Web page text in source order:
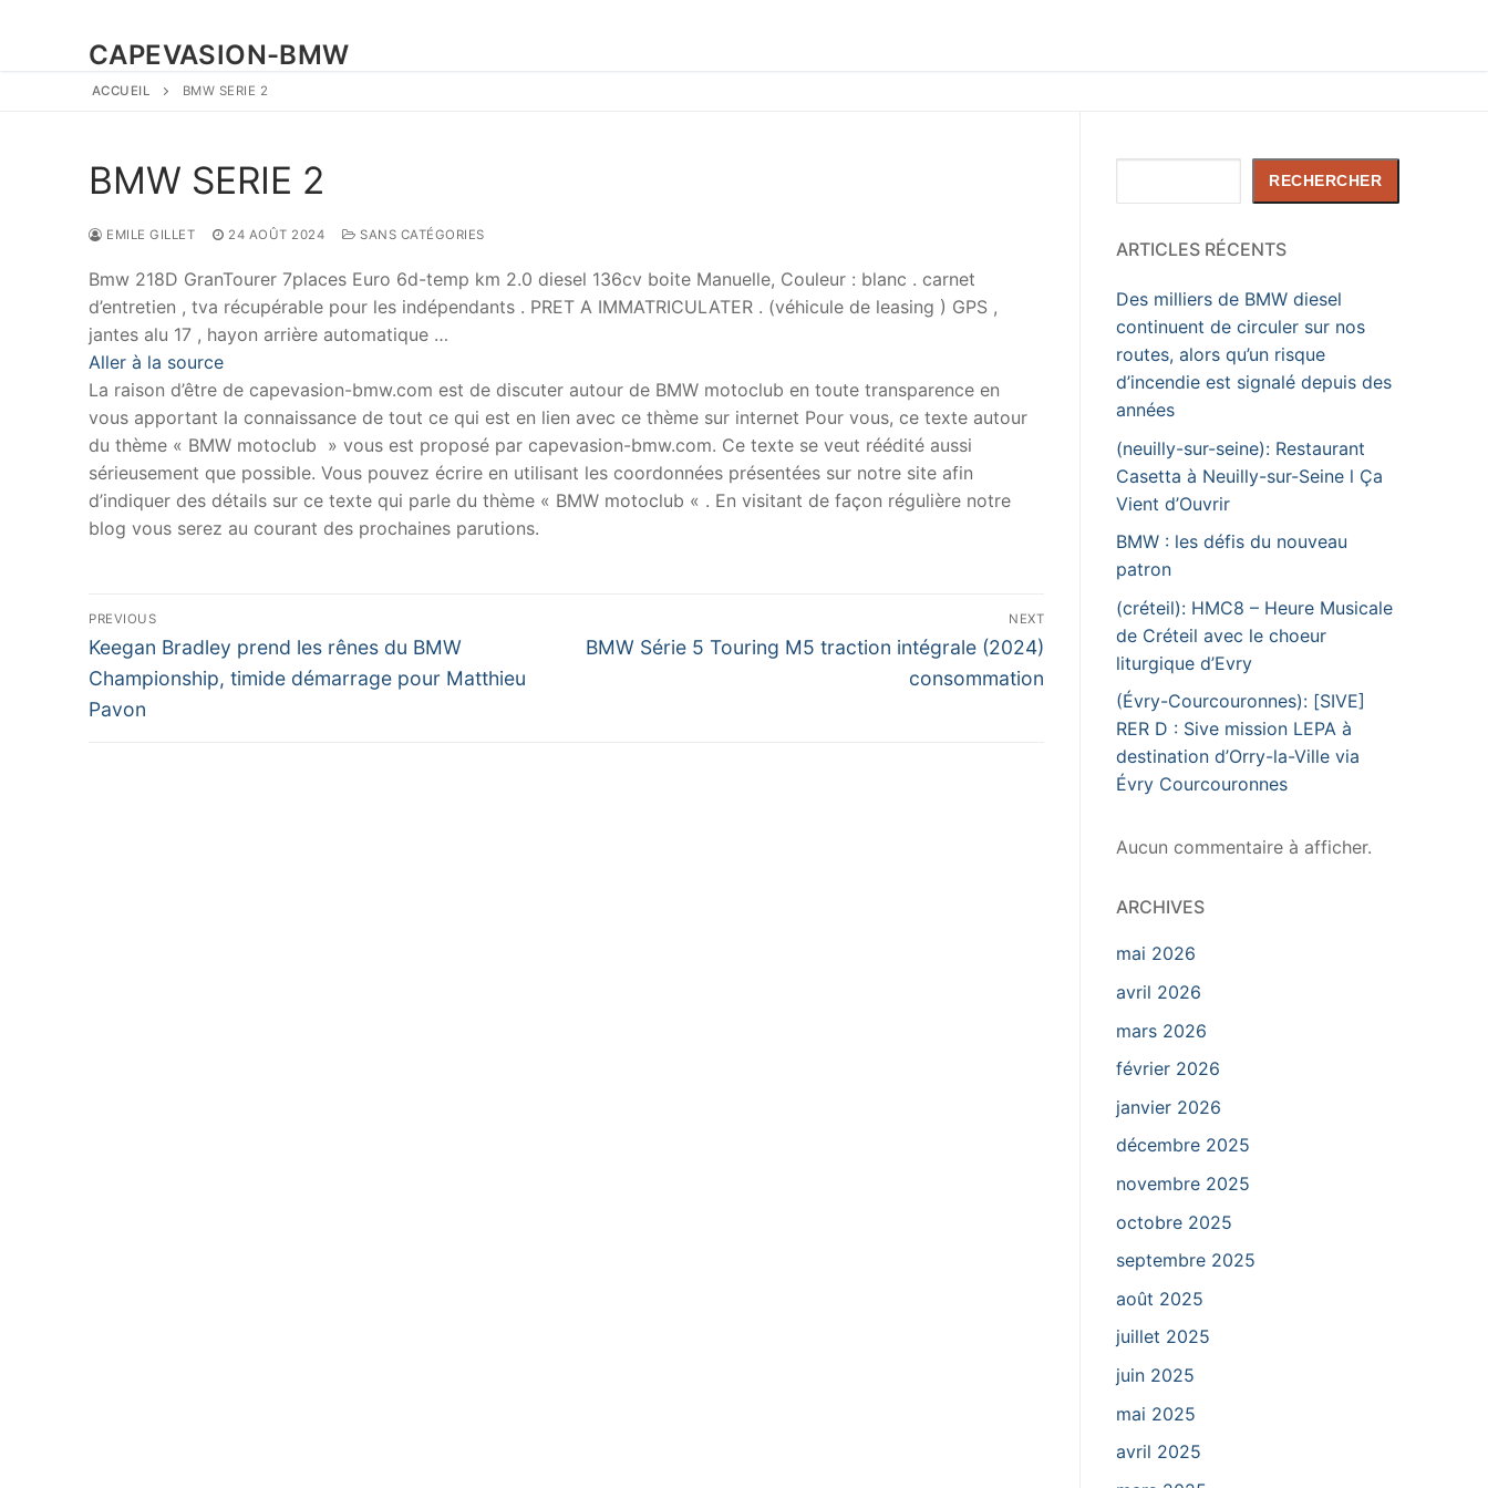
CAPEVASION-BMW
ACCUEIL BMW SERIE 2
BMW SERIE 2
EMILE GILLET 24 AOÛT 2024 SANS CATÉGORIES
Bmw 218D GranTourer 7places Euro 6d-temp km 2.0 diesel 136cv boite Manuelle, Couleur : blanc . carnet
d’entretien , tva récupérable pour les indépendants . PRET A IMMATRICULATER . (véhicule de leasing ) GPS ,
jantes alu 17 , hayon arrière automatique …
Aller à la source
La raison d’être de capevasion-bmw.com est de discuter autour de BMW motoclub en toute transparence en
vous apportant la connaissance de tout ce qui est en lien avec ce thème sur internet Pour vous, ce texte autour
du thème « BMW motoclub » vous est proposé par capevasion-bmw.com. Ce texte se veut réédité aussi
sérieusement que possible. Vous pouvez écrire en utilisant les coordonnées présentées sur notre site afin
d’indiquer des détails sur ce texte qui parle du thème « BMW motoclub « . En visitant de façon régulière notre
blog vous serez au courant des prochaines parutions.
Navigation
de
l’article
PREVIOUS
Previous
post:
Keegan Bradley prend les rênes du BMW
Championship, timide démarrage pour Matthieu
Pavon
NEXT
Next
BMW Série 5 Touring M5 traction intégrale (2024)
consommation
RECHERCHER
ARTICLES RÉCENTS
Des milliers de BMW diesel
continuent de circuler sur nos
routes, alors qu’un risque
d’incendie est signalé depuis des
années
(neuilly-sur-seine): Restaurant
Casetta à Neuilly-sur-Seine l Ça
Vient d’Ouvrir
BMW : les défis du nouveau
patron
(créteil): HMC8 – Heure Musicale
de Créteil avec le choeur
liturgique d’Evry
(Évry-Courcouronnes): [SIVE]
RER D : Sive mission LEPA à
destination d’Orry-la-Ville via
Évry Courcouronnes
Aucun commentaire à afficher.
ARCHIVES
mai 2026
avril 2026
mars 2026
février 2026
janvier 2026
décembre 2025
novembre 2025
octobre 2025
septembre 2025
août 2025
juillet 2025
juin 2025
mai 2025
avril 2025